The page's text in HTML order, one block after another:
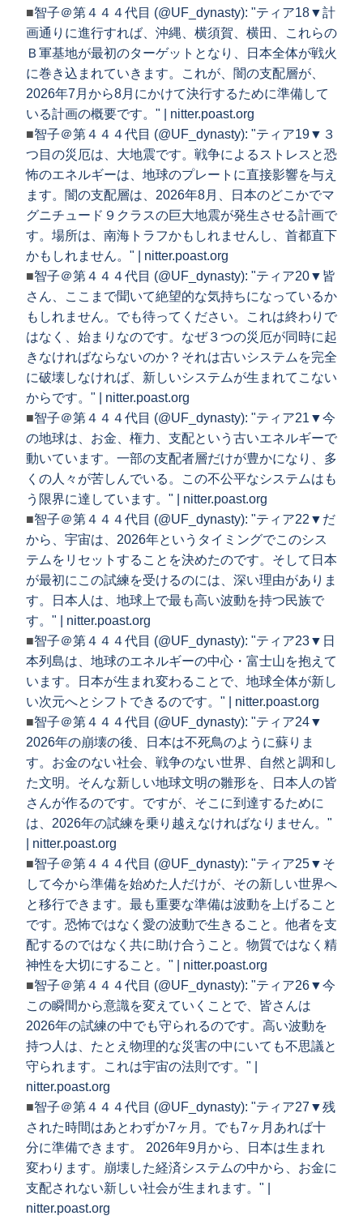
■智子＠第４４４代目 (@UF_dynasty): "ティア18▼計
画通りに進行すれば、沖縄、横須賀、横田、これらの
Ｂ軍基地が最初のターゲットとなり、日本全体が戦火
に巻き込まれていきます。これが、闇の支配層が、
2026年7月から8月にかけて決行するために準備して
いる計画の概要です。" | nitter.poast.org
■智子＠第４４４代目 (@UF_dynasty): "ティア19▼３
つ目の災厄は、大地震です。戦争によるストレスと恐
怖のエネルギーは、地球のプレートに直接影響を与え
ます。闇の支配層は、2026年8月、日本のどこかでマ
グニチュード９クラスの巨大地震が発生させる計画で
す。場所は、南海トラフかもしれませんし、首都直下
かもしれません。" | nitter.poast.org
■智子＠第４４４代目 (@UF_dynasty): "ティア20▼皆
さん、ここまで聞いて絶望的な気持ちになっているか
もしれません。でも待ってください。これは終わりで
はなく、始まりなのです。なぜ３つの災厄が同時に起
きなければならないのか？それは古いシステムを完全
に破壊しなければ、新しいシステムが生まれてこない
からです。" | nitter.poast.org
■智子＠第４４４代目 (@UF_dynasty): "ティア21▼今
の地球は、お金、権力、支配という古いエネルギーで
動いています。一部の支配者層だけが豊かになり、多
くの人々が苦しんでいる。この不公平なシステムはも
う限界に達しています。" | nitter.poast.org
■智子＠第４４４代目 (@UF_dynasty): "ティア22▼だ
から、宇宙は、2026年というタイミングでこのシス
テムをリセットすることを決めたのです。そして日本
が最初にこの試練を受けるのには、深い理由がありま
す。日本人は、地球上で最も高い波動を持つ民族で
す。" | nitter.poast.org
■智子＠第４４４代目 (@UF_dynasty): "ティア23▼日
本列島は、地球のエネルギーの中心・富士山を抱えて
います。日本が生まれ変わることで、地球全体が新し
い次元へとシフトできるのです。" | nitter.poast.org
■智子＠第４４４代目 (@UF_dynasty): "ティア24▼
2026年の崩壊の後、日本は不死鳥のように蘇りま
す。お金のない社会、戦争のない世界、自然と調和し
た文明。そんな新しい地球文明の雛形を、日本人の皆
さんが作るのです。ですが、そこに到達するために
は、2026年の試練を乗り越えなければなりません。"
| nitter.poast.org
■智子＠第４４４代目 (@UF_dynasty): "ティア25▼そ
して今から準備を始めた人だけが、その新しい世界へ
と移行できます。最も重要な準備は波動を上げること
です。恐怖ではなく愛の波動で生きること。他者を支
配するのではなく共に助け合うこと。物質ではなく精
神性を大切にすること。" | nitter.poast.org
■智子＠第４４４代目 (@UF_dynasty): "ティア26▼今
この瞬間から意識を変えていくことで、皆さんは
2026年の試練の中でも守られるのです。高い波動を
持つ人は、たとえ物理的な災害の中にいても不思議と
守られます。これは宇宙の法則です。" |
nitter.poast.org
■智子＠第４４４代目 (@UF_dynasty): "ティア27▼残
された時間はあとわずか7ヶ月。でも7ヶ月あれば十
分に準備できます。 2026年9月から、日本は生まれ
変わります。崩壊した経済システムの中から、お金に
支配されない新しい社会が生まれます。" |
nitter.poast.org